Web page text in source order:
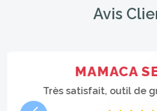
Avis
GAMBETTA
Qualité remarquable,